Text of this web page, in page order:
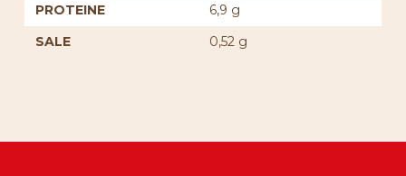
PROTEINE
6,9 g
SALE
0,52 g